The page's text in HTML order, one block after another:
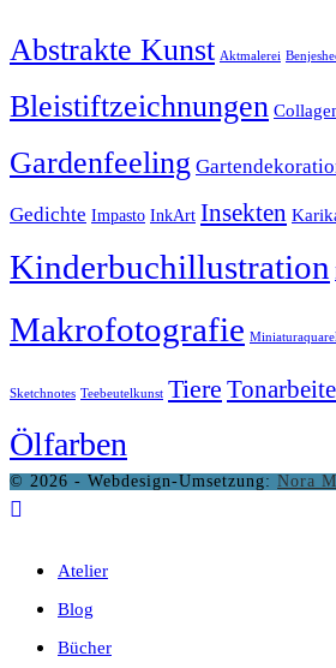
Abstrakte Kunst Aktmalerei
Bleistiftzeichnungen
Gardenfeeling
Gedichte Impasto InkArt Insekten
Kinderbuchillustration
Makrofotografie
Sketchnotes Teebeutelkunst Tiere
Ölfarben
© 2026 - Webdesign-Umsetzung: Nora
Atelier
Blog
Bücher